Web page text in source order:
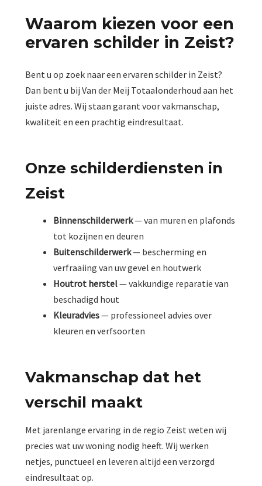
Waarom kiezen voor een
ervaren schilder in Zeist?
Bent u op zoek naar een ervaren schilder in Zeist?
Dan bent u bij Van der Meij Totaalonderhoud aan het
juiste adres. Wij staan garant voor vakmanschap,
kwaliteit en een prachtig eindresultaat.
Onze schilderdiensten in
Zeist
Binnenschilderwerk— van muren en plafonds
tot kozijnen en deuren
Buitenschilderwerk— bescherming en
verfraaiing van uw gevel en houtwerk
Houtrot herstel— vakkundige reparatie van
beschadigd hout
Kleuradvies— professioneel advies over
kleuren en verfsoorten
Vakmanschap dat het
verschil maakt
Met jarenlange ervaring in de regio Zeist weten wij
precies wat uw woning nodig heeft. Wij werken
netjes, punctueel en leveren altijd een verzorgd
eindresultaat op.